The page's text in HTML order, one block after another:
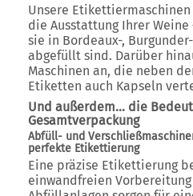
Unsere
die Ausstattung Ihrer
sie in Bordeaux-,
abgefüllt sind. Darüber
Maschinen an, die neben
Etiketten auch Kapseln
Und außerdem… die
Gesamtverpackung
Abfüll- und
perfekte Etikettierung
Eine präzise Etikettierung
einwandfreien